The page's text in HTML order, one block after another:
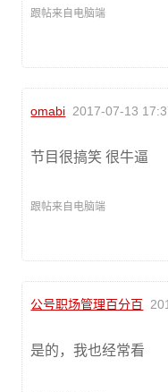
跟帖来自电脑端
omabi 2017-07-13
节目很搞笑 很牛逼
跟帖来自电脑端
公号职场管理百分百
是的，我也经常看